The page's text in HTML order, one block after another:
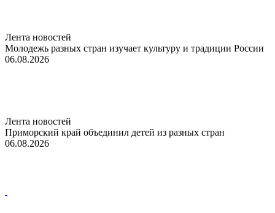
Лента новостей
Молодежь разных стран изучает культуру и традиции России
06.08.2026
Лента новостей
Приморский край объединил детей из разных стран
06.08.2026